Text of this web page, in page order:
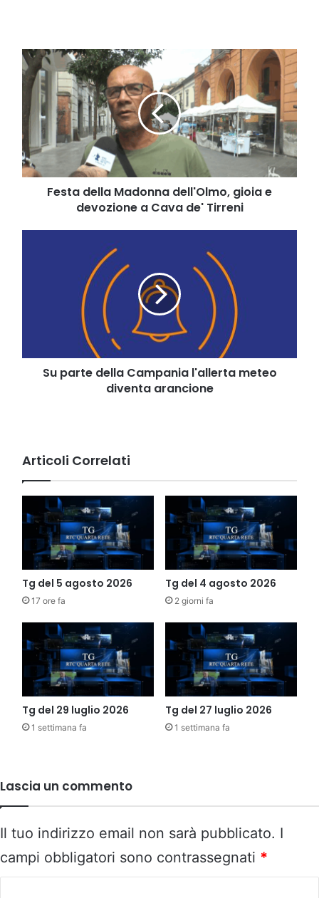
Festa
della
Madonna
dell'Olmo,
gioia
e
devozione
a
Cava
Festa della Madonna dell'Olmo, gioia e
devozione a Cava de' Tirreni
Campania
arancione
Su parte della Campania l'allerta meteo
diventa arancione
Articoli Correlati
Tg del 5 agosto 2026
17 ore fa
Tg del 4 agosto 2026
2 giorni fa
Tg del 29 luglio 2026
1 settimana fa
Tg del 27 luglio 2026
1 settimana fa
Lascia un commento
Il tuo indirizzo email non sarà pubblicato. I
campi obbligatori sono contrassegnati *